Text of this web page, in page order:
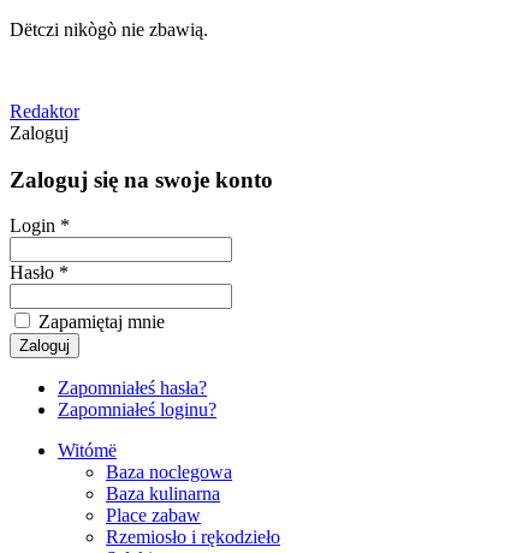
Dëtczi nikògò nie zbawią.
Redaktor
Zaloguj
Zaloguj się na swoje konto
Login *
Hasło *
Zapamiętaj mnie
Zapomniałeś hasła?
Zapomniałeś loginu?
Witómë
Baza noclegowa
Baza kulinarna
Place zabaw
Rzemiosło i rękodzieło